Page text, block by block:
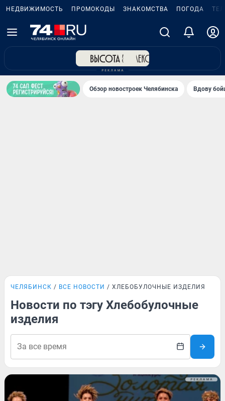
НЕДВИЖИМОСТЬ ПРОМОКОДЫ ЗНАКОМСТВА ПОГОДА
Обзор новостроек Челябинска Вдову
ЧЕЛЯБИНСК ВСЕ НОВОСТИ ХЛЕБОБУЛОЧНЫЕ ИЗДЕЛИЯ
Новости по тэгу Хлебобулочные
изделия